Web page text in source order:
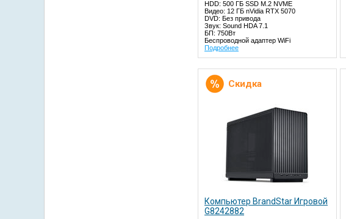
HDD: 500 ГБ SSD M.2 NVME
Видео: 12 ГБ nVidia RTX 5070
DVD: Без привода
Звук: Sound HDA 7.1
БП: 750Вт
Беспроводной адаптер WiFi
Подробнее
Скидка
Компьютер BrandStar Игровой
G8242882